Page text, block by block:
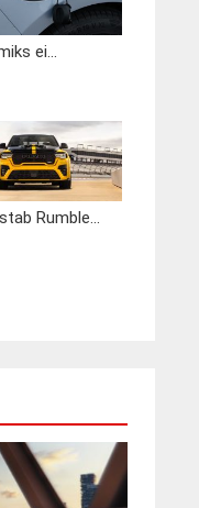
ei...
Rumble...